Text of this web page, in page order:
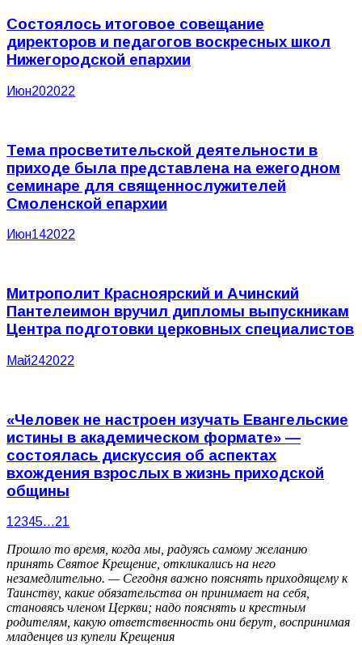
Состоялось итоговое совещание
директоров и педагогов воскресных школ
Нижегородской епархии
Июн202022
Тема просветительской деятельности в
приходе была представлена на ежегодном
семинаре для священнослужителей
Смоленской епархии
Июн142022
Митрополит Красноярский и Ачинский
Пантелеимон вручил дипломы выпускникам
Центра подготовки церковных специалистов
Май242022
«Человек не настроен изучать Евангельские
истины в академическом формате» —
состоялась дискуссия об аспектах
вхождения взрослых в жизнь приходской
общины
12345…21
Прошло то время, когда мы, радуясь самому желанию
принять Святое Крещение, откликались на него
незамедлительно. — Сегодня важно пояснять приходящему к
Таинству, какие обязательства он принимает на себя,
становясь членом Церкви; надо пояснять и крестным
родителям, какую ответственность они берут, воспринимая
младенцев из купели Крещения